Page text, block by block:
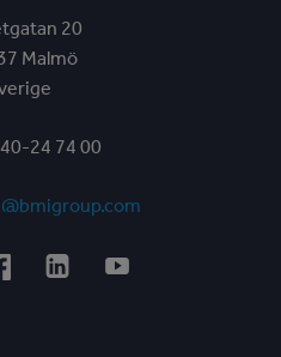
20
Malmö
24 74 00